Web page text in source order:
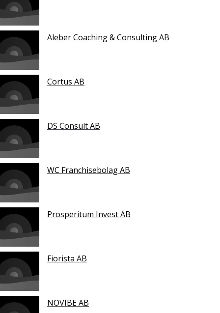
Aleber Coaching & Consulting AB
Cortus AB
DS Consult AB
WC Franchisebolag AB
Prosperitum Invest AB
Fiorista AB
NOVIBE AB